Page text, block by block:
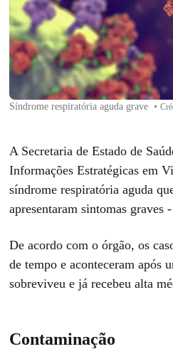
Síndrome respiratória aguda grave •
A Secretaria de Estado de
Informações Estratégicas em
síndrome respiratória aguda
apresentaram sintomas
De acordo com o órgão, os
de tempo e aconteceram após
sobreviveu e já recebeu alta
Contaminação